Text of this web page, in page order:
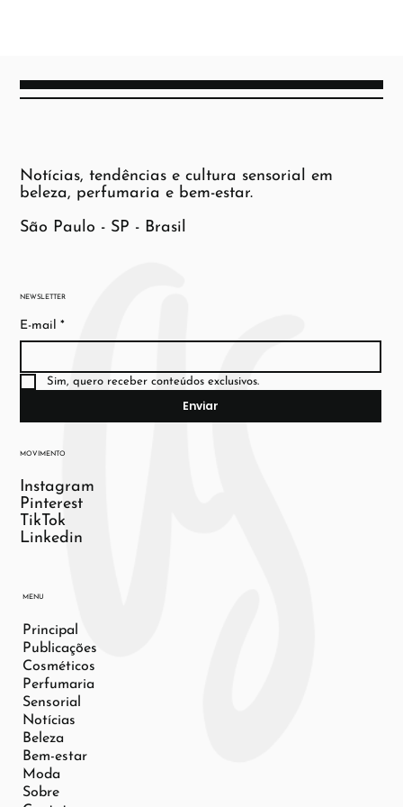
NEWSLETTER
E-mail *
Sim, quero receber conteúdos exclusivos.
Enviar
MOVIMENTO
Instagram
Pinterest
TikTok
Linkedin
MENU
Principal
Publicações
Cosméticos
Perfumaria
Sensorial
Notícias
Beleza
Bem-estar
Moda
Sobre
Notícias, tendências e cultura sensorial em
beleza, perfumaria e bem-estar.
São Paulo - SP - Brasil